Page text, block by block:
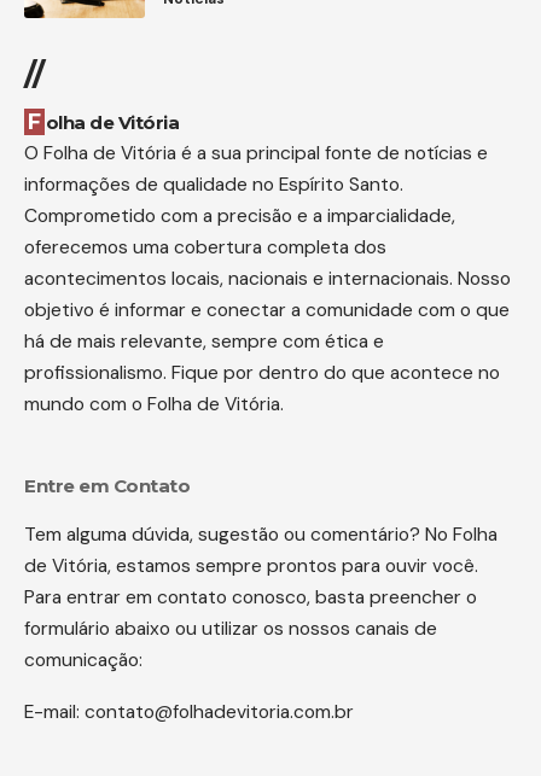
//
Folha de Vitória
O Folha de Vitória é a sua principal fonte de notícias e
informações de qualidade no Espírito Santo.
Comprometido com a precisão e a imparcialidade,
oferecemos uma cobertura completa dos
acontecimentos locais, nacionais e internacionais. Nosso
objetivo é informar e conectar a comunidade com o que
há de mais relevante, sempre com ética e
profissionalismo. Fique por dentro do que acontece no
mundo com o Folha de Vitória.
Entre em Contato
Tem alguma dúvida, sugestão ou comentário? No Folha
de Vitória, estamos sempre prontos para ouvir você.
Para entrar em contato conosco, basta preencher o
formulário abaixo ou utilizar os nossos canais de
comunicação:
E-mail: contato@folhadevitoria.com.br